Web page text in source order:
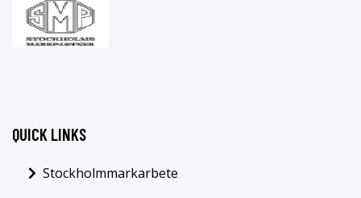
QUICK LINKS
Stockholmmarkarbete